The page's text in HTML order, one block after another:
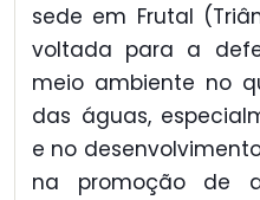
sede em Frutal
voltada para a
meio ambiente no
das águas,
e no
na promoção de